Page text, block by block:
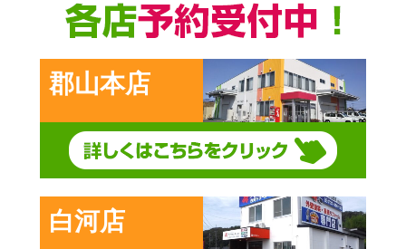
郡山本店
白河店